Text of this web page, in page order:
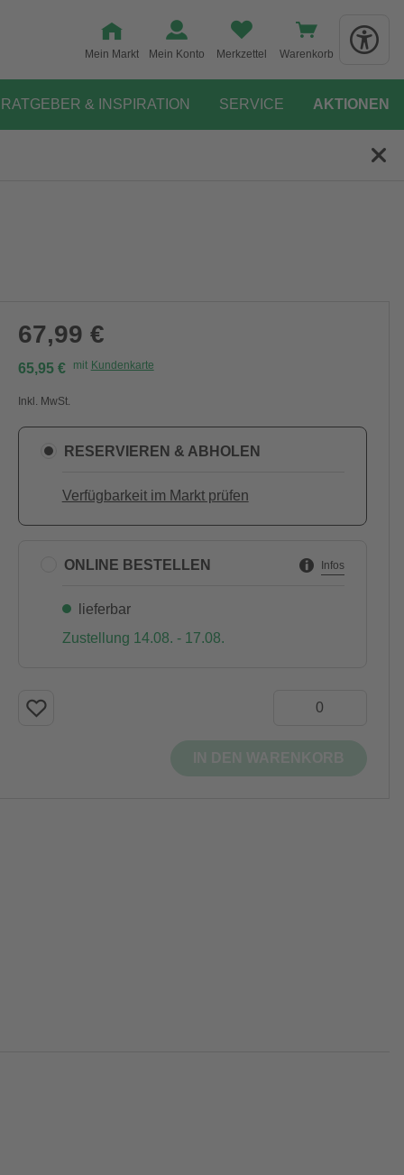
Mein Markt Mein Konto Merkzettel Warenkorb
RATGEBER & INSPIRATION SERVICE AKTIONEN
67,99 €
65,95 € mit Kundenkarte
Inkl. MwSt.
RESERVIEREN & ABHOLEN
Verfügbarkeit im Markt prüfen
ONLINE BESTELLEN Infos
lieferbar
Zustellung 14.08. - 17.08.